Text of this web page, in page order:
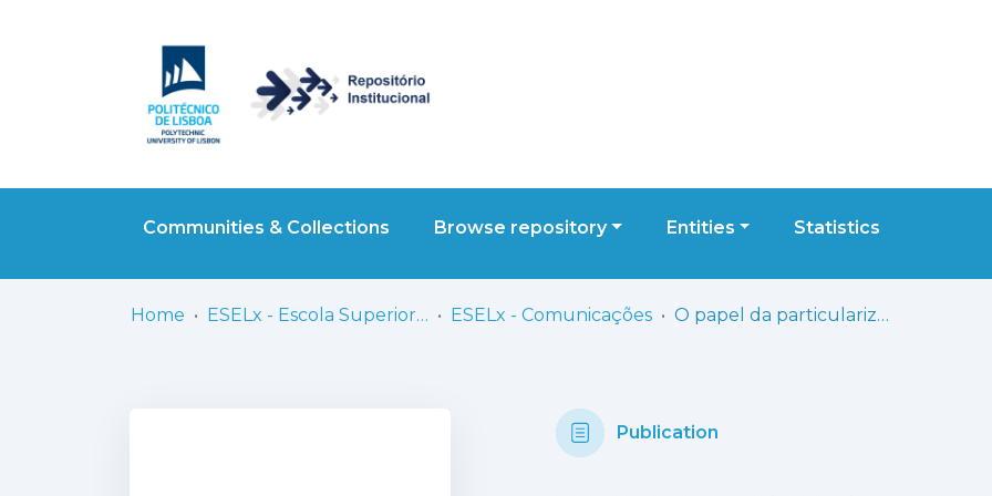
Communities & Collections Browse repository Entities Statistics
Home ESELx - Escola Superior de Educação de Lisboa ESELx - Comunicações O papel da particularização no processo de demonstrar
Publication